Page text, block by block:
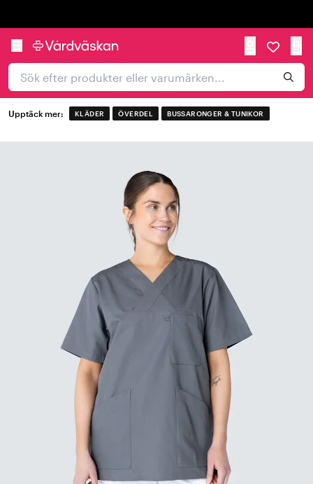
Upptäck mer: KLÄDER ÖVERDEL BUSSARONGER & TUNIKOR